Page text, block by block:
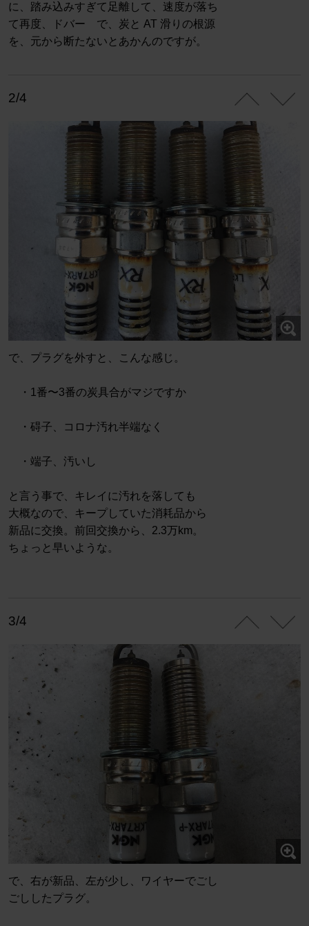
に、踏み込みすぎて足離して、速度が落ち
て再度、ドバー で、炭と AT 滑りの根源
を、元から断たないとあかんのですが。
2/4
で、プラグを外すと、こんな感じ。
・1番〜3番の炭具合がマジですか
・碍子、コロナ汚れ半端なく
・端子、汚いし
と言う事で、キレイに汚れを落しても
大概なので、キープしていた消耗品から
新品に交換。前回交換から、2.3万km。
ちょっと早いような。
3/4
で、右が新品、左が少し、ワイヤーでごし
ごししたプラグ。